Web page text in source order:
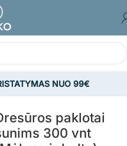
NUO 99€
/Šunų aksesuarai
paklotai
300 vnt